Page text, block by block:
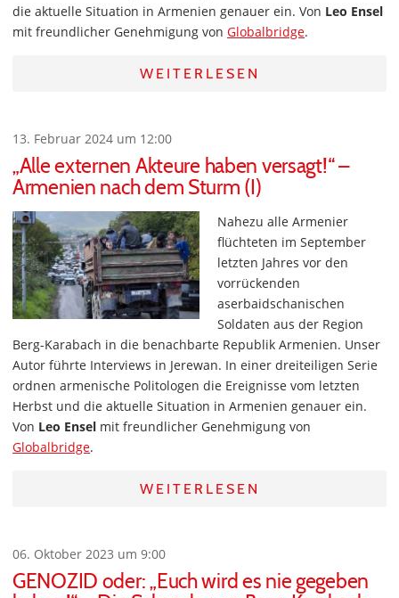
die aktuelle Situation in Armenien genauer ein. Von Leo Ensel
mit freundlicher Genehmigung von Globalbridge.
WEITERLESEN
13. Februar 2024 um 12:00
„Alle externen Akteure haben versagt!“ –
Armenien nach dem Sturm (I)
Nahezu alle Armenier
flüchteten im September
letzten Jahres vor den
vorrückenden
aserbaidschanischen
Soldaten aus der Region
Berg-Karabach in die benachbarte Republik Armenien. Unser
Autor führte Interviews in Jerewan. In einer dreiteiligen Serie
ordnen armenische Politologen die Ereignisse vom letzten
Herbst und die aktuelle Situation in Armenien genauer ein.
Von Leo Ensel mit freundlicher Genehmigung von
Globalbridge.
WEITERLESEN
06. Oktober 2023 um 9:00
GENOZID oder: „Euch wird es nie gegeben